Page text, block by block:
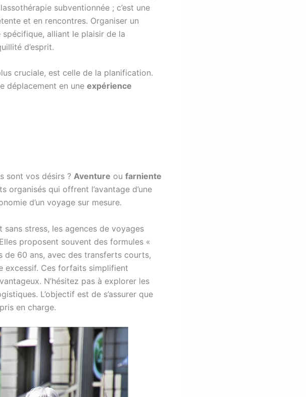
subventionnée ; c’est une
et en rencontres. Organiser un
alliant le plaisir de la
d’esprit.
cruciale, est celle de la planification.
déplacement en une expérience
sont vos désirs ? Aventure ou farniente
organisés qui offrent l’avantage d’une
d’un voyage sur mesure.
sans stress, les agences de voyages
proposent souvent des formules «
de 60 ans, avec des transferts courts,
excessif. Ces forfaits simplifient
N’hésitez pas à explorer les
L’objectif est de s’assurer que
en charge.